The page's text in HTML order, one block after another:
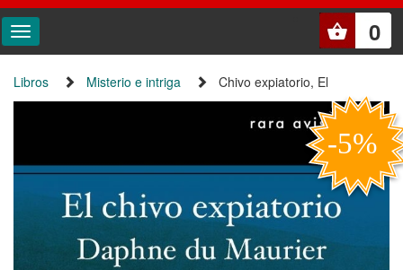
0
Libros Misterio e intriga Chivo expiatorio, El